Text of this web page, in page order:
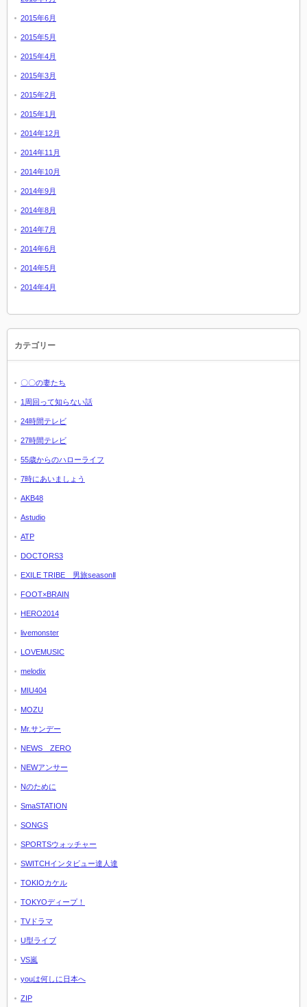
2015年6月
2015年5月
2015年4月
2015年3月
2015年2月
2015年1月
2014年12月
2014年11月
2014年10月
2014年9月
2014年8月
2014年7月
2014年6月
2014年5月
2014年4月
カテゴリー
〇〇の妻たち
1周回って知らない話
24時間テレビ
27時間テレビ
55歳からのハローライフ
7時にあいましょう
AKB48
Astudio
ATP
DOCTORS3
EXILE TRIBE 男旅seasonⅡ
FOOT×BRAIN
HERO2014
livemonster
LOVEMUSIC
melodix
MIU404
MOZU
Mr.サンデー
NEWS ZERO
NEWアンサー
Nのために
SmaSTATION
SONGS
SPORTSウォッチャー
SWITCHインタビュー達人達
TOKIOカケル
TOKYOディープ！
TVドラマ
U型ライブ
VS嵐
youは何しに日本へ
ZIP